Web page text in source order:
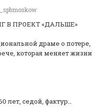
В ПРОЕКТ «ДАЛЬШЕ»
драме о потере,
которая меняет жизни
лет, седой, фактур…